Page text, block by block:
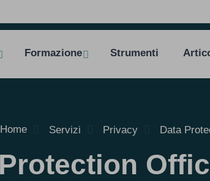
Formazione Strumenti
Home Servizi Privacy Data